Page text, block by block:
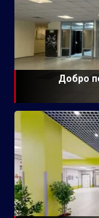
Добро